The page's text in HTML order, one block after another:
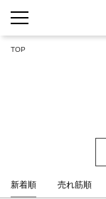
TOP
新着順 売れ筋順